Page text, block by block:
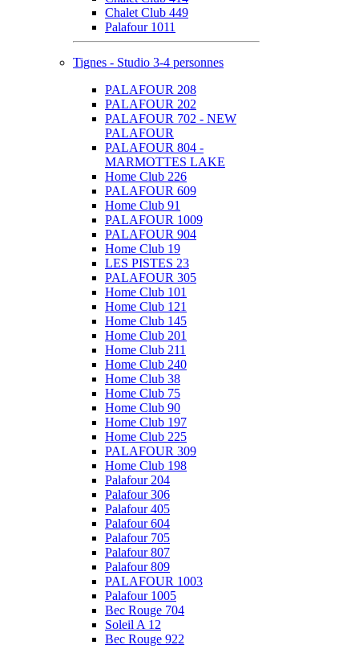
Chalet Club 449
Palafour 1011
Tignes - Studio 3-4 personnes
PALAFOUR 208
PALAFOUR 202
PALAFOUR 702 - NEW
PALAFOUR
PALAFOUR 804 -
MARMOTTES LAKE
Home Club 226
PALAFOUR 609
Home Club 91
PALAFOUR 1009
PALAFOUR 904
Home Club 19
LES PISTES 23
PALAFOUR 305
Home Club 101
Home Club 121
Home Club 145
Home Club 201
Home Club 211
Home Club 240
Home Club 38
Home Club 75
Home Club 90
Home Club 197
Home Club 225
PALAFOUR 309
Home Club 198
Palafour 204
Palafour 306
Palafour 405
Palafour 604
Palafour 705
Palafour 807
Palafour 809
PALAFOUR 1003
Palafour 1005
Bec Rouge 704
Soleil A 12
Bec Rouge 922